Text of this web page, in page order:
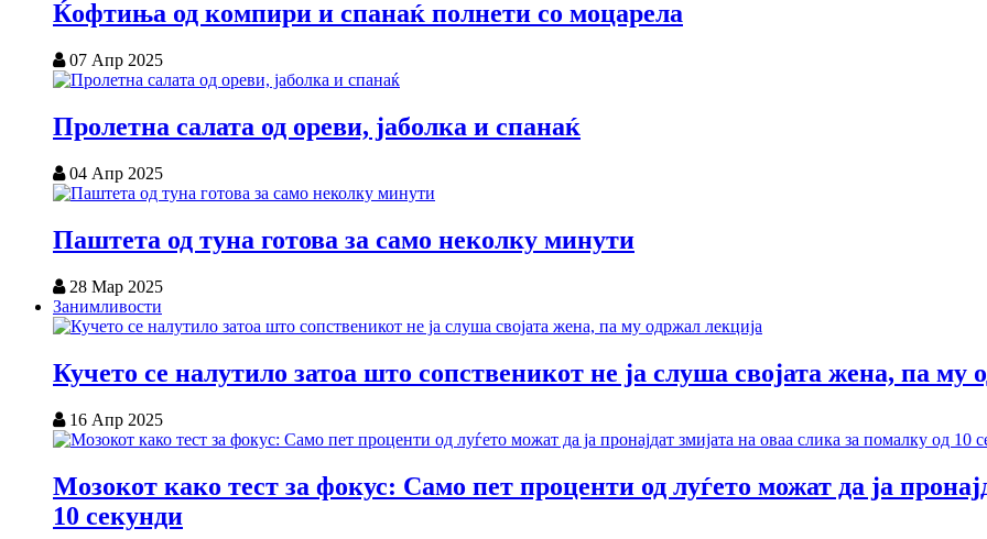
Ќофтиња од компири и спанаќ полнети со моцарела
07 Апр 2025
Пролетна салата од ореви, јаболка и спанаќ
04 Апр 2025
Паштета од туна готова за само неколку минути
28 Мар 2025
Занимливости
Кучето се налутило затоа што сопственикот не ја слуша својата жена, па му
16 Апр 2025
Мозокот како тест за фокус: Само пет проценти од луѓето можат да ја
10 секунди